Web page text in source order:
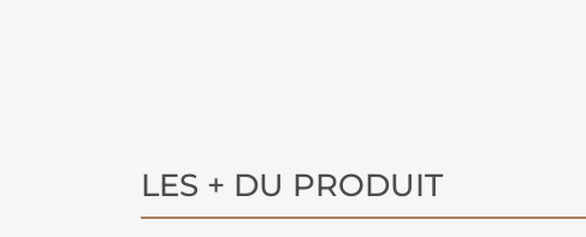
LES + DU PRODUIT